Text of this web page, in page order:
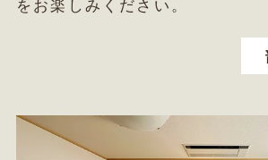
をお楽しみください。